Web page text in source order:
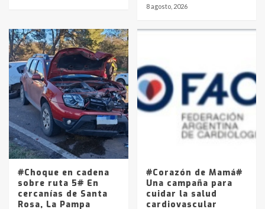
8 agosto, 2026
#Choque en cadena
sobre ruta 5# En
cercanías de Santa
Rosa, La Pampa
#Corazón de Mamá#
Una campaña para
cuidar la salud
cardiovascular